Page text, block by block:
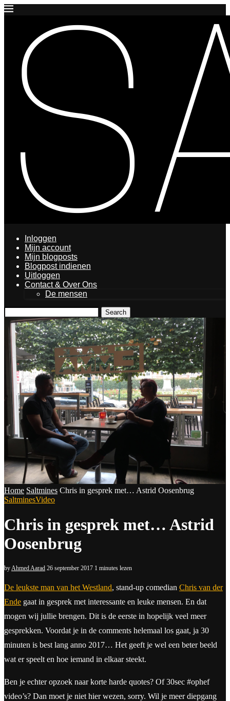
Inloggen
Mijn account
Mijn blogposts
Blogpost indienen
Uitloggen
Contact & Over Ons
De mensen
Search
Home Saltmines Chris in gesprek met… Astrid Oosenbrug
SaltminesVideo
Chris in gesprek met… Astrid
Oosenbrug
byAhmed Aarad 26 september 2017 1 minutes lezen
De leukste man van het Westland, stand-up comedian Chris van der
Ende gaat in gesprek met interessante en leuke mensen. En dat
mogen wij jullie brengen. Dit is de eerste in hopelijk veel meer
gesprekken. Voordat je in de comments helemaal los gaat, ja 30
minuten is best lang anno 2017… Het geeft je wel een beter beeld
wat er speelt en hoe iemand in elkaar steekt.
Ben je echter opzoek naar korte harde quotes? Of 30sec #ophef
video’s? Dan moet je niet hier wezen, sorry. Wil je meer diepgang